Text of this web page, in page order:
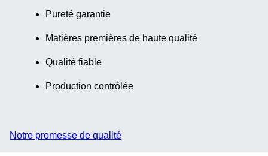
Pureté garantie
Matières premières de haute qualité
Qualité fiable
Production contrôlée
Notre promesse de qualité